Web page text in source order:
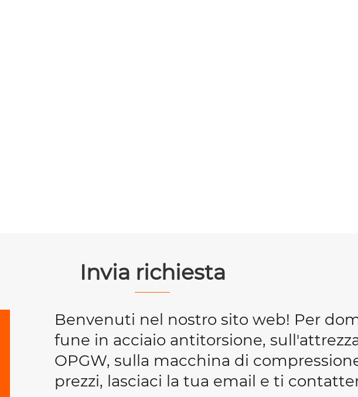
Invia richiesta
Benvenuti nel nostro sito web! Per
fune in acciaio antitorsione,
OPGW, sulla macchina di
prezzi, lasciaci la tua email e ti